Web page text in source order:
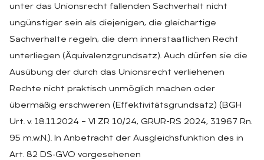
unter das Unionsrecht fallenden Sachverhalt nicht
ungünstiger sein als diejenigen, die gleichartige
Sachverhalte regeln, die dem innerstaatlichen Recht
unterliegen (Äquivalenzgrundsatz). Auch dürfen sie die
Ausübung der durch das Unionsrecht verliehenen
Rechte nicht praktisch unmöglich machen oder
übermäßig erschweren (Effektivitätsgrundsatz) (BGH
Urt. v. 18.11.2024 – VI ZR 10/24, GRUR-RS 2024, 31967 Rn.
95 m.w.N.). In Anbetracht der Ausgleichsfunktion des in
Art. 82 DS‑GVO vorgesehenen